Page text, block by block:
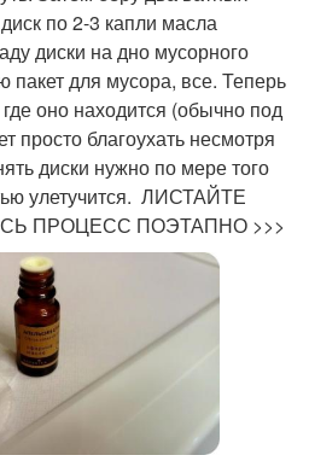
по 2-3 капли масла
диски на дно мусорного
для мусора, все. Теперь
оно находится (обычно под
просто благоухать несмотря
диски нужно по мере того
улетучится. ЛИСТАЙТЕ
ПРОЦЕСС ПОЭТАПНО >>>